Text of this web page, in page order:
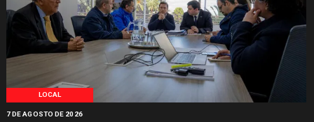
LOCAL
7 DE AGOSTO DE 2026